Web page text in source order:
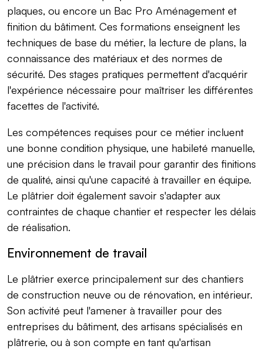
plaques, ou encore un Bac Pro Aménagement et
finition du bâtiment. Ces formations enseignent les
techniques de base du métier, la lecture de plans, la
connaissance des matériaux et des normes de
sécurité. Des stages pratiques permettent d'acquérir
l'expérience nécessaire pour maîtriser les différentes
facettes de l'activité.
Les compétences requises pour ce métier incluent
une bonne condition physique, une habileté manuelle,
une précision dans le travail pour garantir des finitions
de qualité, ainsi qu'une capacité à travailler en équipe.
Le plâtrier doit également savoir s'adapter aux
contraintes de chaque chantier et respecter les délais
de réalisation.
Environnement de travail
Le plâtrier exerce principalement sur des chantiers
de construction neuve ou de rénovation, en intérieur.
Son activité peut l'amener à travailler pour des
entreprises du bâtiment, des artisans spécialisés en
plâtrerie, ou à son compte en tant qu'artisan